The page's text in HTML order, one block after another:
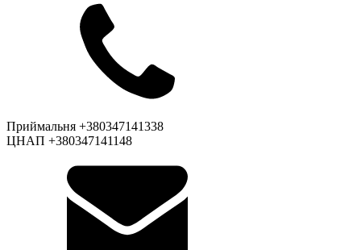
Приймальня +380347141338
ЦНАП +380347141148